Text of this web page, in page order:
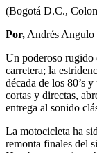
(Bogotá D.C.,
Por, Andrés Angulo
Un poderoso rugido
carretera; la
década de los 80’s
cortas y directas,
entrega al sonido
La motocicleta ha
remonta finales del